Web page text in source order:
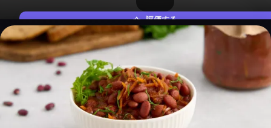
評価する